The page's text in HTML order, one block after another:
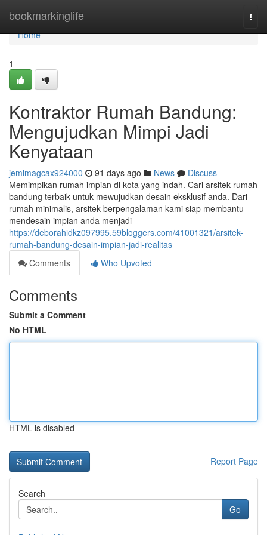
bookmarkinglife
Home
Home
1
Kontraktor Rumah Bandung:
Mengujudkan Mimpi Jadi
Kenyataan
jemimagcax924000 91 days ago News
Discuss
Memimpikan rumah impian di kota yang indah. Cari arsitek rumah
bandung terbaik untuk mewujudkan desain eksklusif anda. Dari
rumah minimalis, arsitek berpengalaman kami siap membantu
mendesain impian anda menjadi
https://deborahidkz097995.59bloggers.com/41001321/arsitek-
rumah-bandung-desain-impian-jadi-realitas
Comments
Who Upvoted
Comments
Submit a Comment
No HTML
HTML is disabled
Report Page
Search
Go